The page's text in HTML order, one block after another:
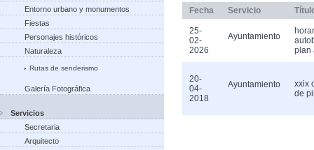
Entorno urbano y monumentos
Fiestas
Personajes históricos
Naturaleza
Rutas de senderismo
Galería Fotográfica
Servicios
Secretaria
Arquitecto
Fecha Servicio
25-
02-
2026
Ayuntamiento
plan
20-
04-
2018
Ayuntamiento
xxix
de